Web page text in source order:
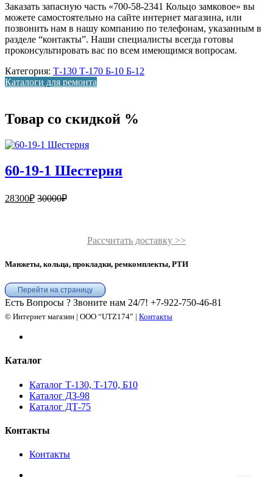
Заказать запасную часть «700-58-2341 Кольцо замковое» вы
можете самостоятельно на сайте интернет магазина, или
позвонить нам в нашу компанию по телефонам, указанным в
разделе “контакты”. Наши специалисты всегда готовы
проконсультировать вас по всем имеющимся вопросам.
Категория: Т-130 Т-170 Б-10 Б-12
Каталоги для ремонта
Товар со скидкой %
60-19-1 Шестерня
28300₽ 30000₽
Рассчитать доставку >>
Манжеты, кольца, прокладки, ремкомплекты, РТИ
Перейти на страницу
Есть Вопросы ? Звоните нам 24/7! +7-922-750-46-81
© Интернет магазин | ООО “UTZ174” | Контакты
Каталог
Каталог Т-130, Т-170, Б10
Каталог ДЗ-98
Каталог ДТ-75
Контакты
Контакты